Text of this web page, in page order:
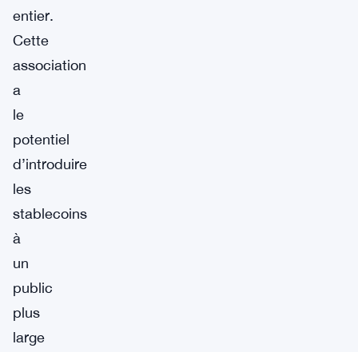
entier.
Cette
association
a
le
potentiel
d’introduire
les
stablecoins
à
un
public
plus
large